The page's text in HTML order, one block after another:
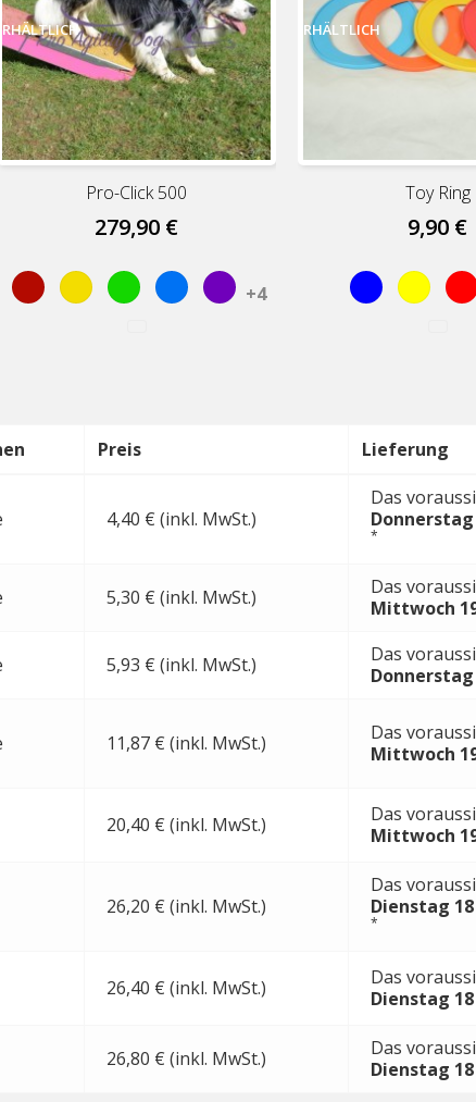
ERHÄLTLICH
Pro-Click 500
279,90 €
Rot Gelb
May
Green
Sky
Blue
Lila +4
ERHÄLTLICH
Toy Ring
9,90 €
Blue Yellow
Preis Lieferung
4,40 € (inkl. MwSt.)
Das
*
5,30 € (inkl. MwSt.)
Das
Mittwoch
5,93 € (inkl. MwSt.)
Das
11,87 € (inkl. MwSt.)
Das
Mittwoch
20,40 € (inkl. MwSt.)
Das
Mittwoch
26,20 € (inkl. MwSt.)
Das
Dienstag
*
26,40 € (inkl. MwSt.)
Das
Dienstag
26,80 € (inkl. MwSt.)
Das
Dienstag